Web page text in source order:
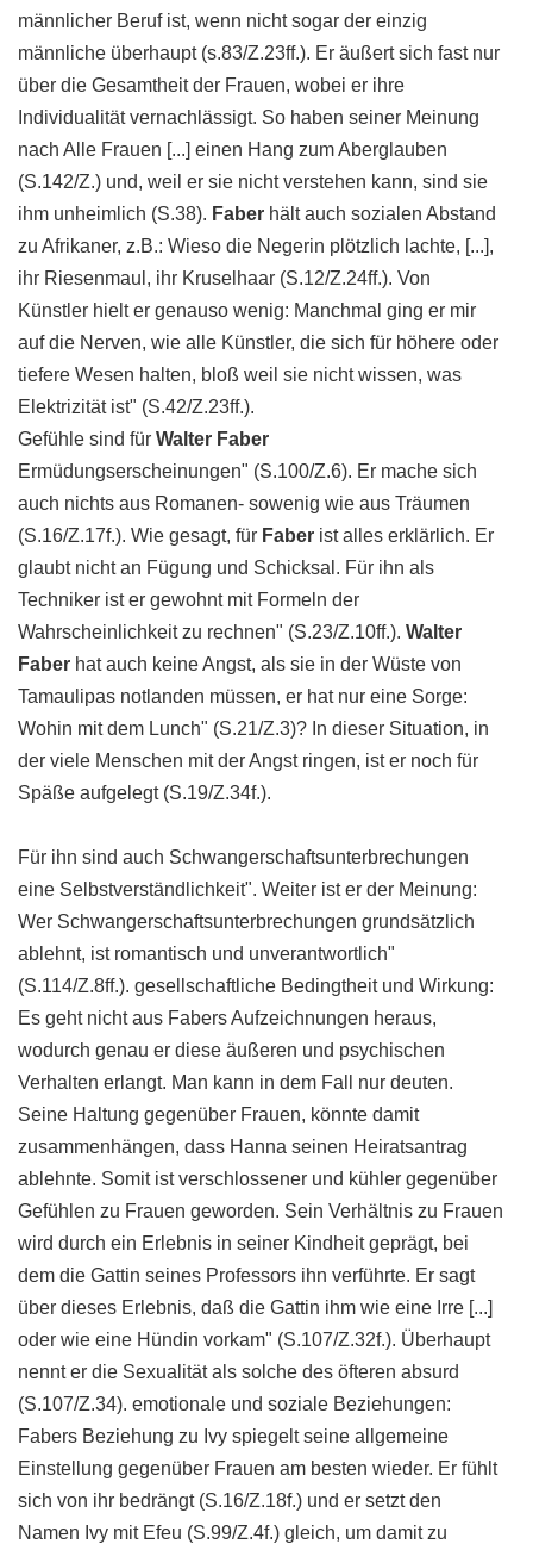
männlicher Beruf ist, wenn nicht sogar der einzig
männliche überhaupt (s.83/Z.23ff.). Er äußert sich fast nur
über die Gesamtheit der Frauen, wobei er ihre
Individualität vernachlässigt. So haben seiner Meinung
nach Alle Frauen [...] einen Hang zum Aberglauben
(S.142/Z.) und, weil er sie nicht verstehen kann, sind sie
ihm unheimlich (S.38). Faber hält auch sozialen Abstand
zu Afrikaner, z.B.: Wieso die Negerin plötzlich lachte, [...],
ihr Riesenmaul, ihr Kruselhaar (S.12/Z.24ff.). Von
Künstler hielt er genauso wenig: Manchmal ging er mir
auf die Nerven, wie alle Künstler, die sich für höhere oder
tiefere Wesen halten, bloß weil sie nicht wissen, was
Elektrizität ist" (S.42/Z.23ff.).
Gefühle sind für Walter Faber
Ermüdungserscheinungen" (S.100/Z.6). Er mache sich
auch nichts aus Romanen- sowenig wie aus Träumen
(S.16/Z.17f.). Wie gesagt, für Faber ist alles erklärlich. Er
glaubt nicht an Fügung und Schicksal. Für ihn als
Techniker ist er gewohnt mit Formeln der
Wahrscheinlichkeit zu rechnen" (S.23/Z.10ff.). Walter
Faber hat auch keine Angst, als sie in der Wüste von
Tamaulipas notlanden müssen, er hat nur eine Sorge:
Wohin mit dem Lunch" (S.21/Z.3)? In dieser Situation, in
der viele Menschen mit der Angst ringen, ist er noch für
Späße aufgelegt (S.19/Z.34f.).
Für ihn sind auch Schwangerschaftsunterbrechungen
eine Selbstverständlichkeit". Weiter ist er der Meinung:
Wer Schwangerschaftsunterbrechungen grundsätzlich
ablehnt, ist romantisch und unverantwortlich"
(S.114/Z.8ff.). gesellschaftliche Bedingtheit und Wirkung:
Es geht nicht aus Fabers Aufzeichnungen heraus,
wodurch genau er diese äußeren und psychischen
Verhalten erlangt. Man kann in dem Fall nur deuten.
Seine Haltung gegenüber Frauen, könnte damit
zusammenhängen, dass Hanna seinen Heiratsantrag
ablehnte. Somit ist verschlossener und kühler gegenüber
Gefühlen zu Frauen geworden. Sein Verhältnis zu Frauen
wird durch ein Erlebnis in seiner Kindheit geprägt, bei
dem die Gattin seines Professors ihn verführte. Er sagt
über dieses Erlebnis, daß die Gattin ihm wie eine Irre [...]
oder wie eine Hündin vorkam" (S.107/Z.32f.). Überhaupt
nennt er die Sexualität als solche des öfteren absurd
(S.107/Z.34). emotionale und soziale Beziehungen:
Fabers Beziehung zu Ivy spiegelt seine allgemeine
Einstellung gegenüber Frauen am besten wieder. Er fühlt
sich von ihr bedrängt (S.16/Z.18f.) und er setzt den
Namen Ivy mit Efeu (S.99/Z.4f.) gleich, um damit zu